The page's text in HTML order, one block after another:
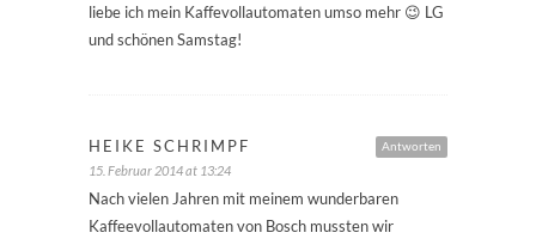
liebe ich mein Kaffevollautomaten umso mehr 😉 LG
und schönen Samstag!
Antworten
HEIKE SCHRIMPF
15. Februar 2014 at 13:24
Nach vielen Jahren mit meinem wunderbaren
Kaffeevollautomaten von Bosch mussten wir